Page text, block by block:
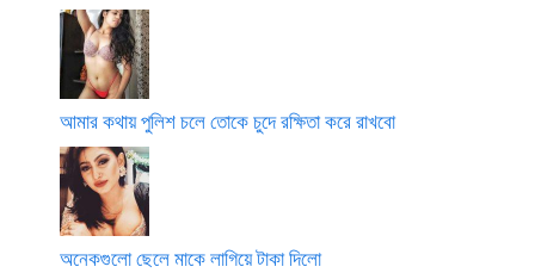
আমার কথায় পুলিশ চলে তোকে চুদে রক্ষিতা করে রাখবো
অনেকগুলো ছেলে মাকে লাগিয়ে টাকা দিলো